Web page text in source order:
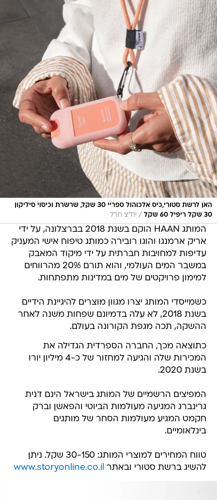
האן לרשת סטורי,כיס אלכוהול ספריי 30 שקל, שרשרת וכיסוי סיליקון
30 שקל ריפיל 60 שקל
/ יח"צ חו"ל
המותג HAAN הוקם בשנת 2018 בברצלונה, על ידי
אריק ארמנגו והוגו רובירה כמותג טיפוח אישי המעניק
עדיפות למחויבות חברתית על ידי מיקוד המאבק
במשבר המים העולמי, והוא תורם 20% מהרווחים
למימון פרויקטים של מים במדינות מתפתחות.
כשמייסדי המותג יצרו מגוון מוצרים להיגיינת הידיים
בשנת 2018, לא עלה בדמיונם שפחות משנה לאחר
ההשקה, תכה מגפת הקורונה בעולם.
כתוצאה מכך, החברה הספרדית הגדילה את
המכירות שלה והגיעה למחזור של כ-4 מיליון יורו
בשנת 2020.
המפיצים הרשמיים של המותג בישראל הינם דנית
גרינברג המגיעה מעולמות הביוטי והפאשן וברק
חקמט המגיע מעולמות הסחר של מותגים
בינלאומיים.
טווח המחירים למוצרי המותג: 30-150 שקל. ניתן
להשיג ברשת סטורי ובאתר www.storyonline.co.il